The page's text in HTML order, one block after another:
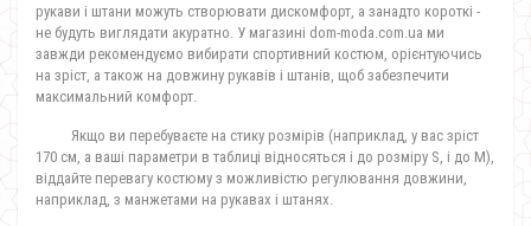
рукави і штани можуть створювати дискомфорт, а занадто короткі -
не будуть виглядати акуратно. У магазині dom-moda.com.ua ми
завжди рекомендуємо вибирати спортивний костюм, орієнтуючись
на зріст, а також на довжину рукавів і штанів, щоб забезпечити
максимальний комфорт.
Якщо ви перебуваєте на стику розмірів (наприклад, у вас зріст
170 см, а ваші параметри в таблиці відносяться і до розміру S, і до M),
віддайте перевагу костюму з можливістю регулювання довжини,
наприклад, з манжетами на рукавах і штанях.